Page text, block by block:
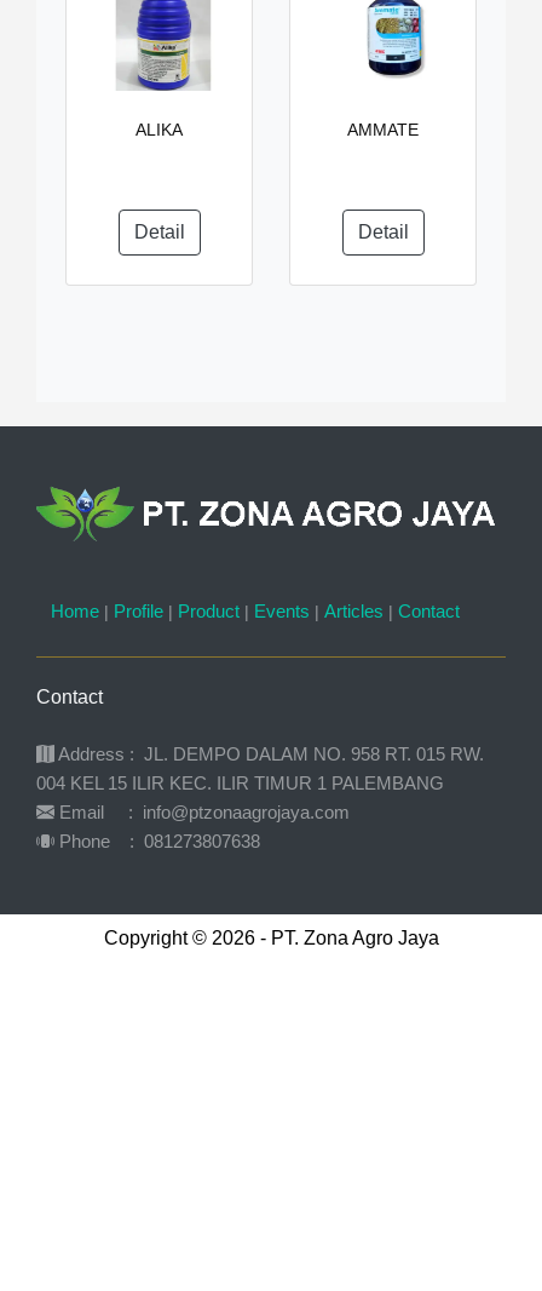
ALIKA
Detail
AMMATE
Detail
Home | Profile | Product | Events | Articles | Contact
Contact
Address : JL. DEMPO DALAM NO. 958 RT. 015 RW.
004 KEL 15 ILIR KEC. ILIR TIMUR 1 PALEMBANG
Email : info@ptzonaagrojaya.com
Phone : 081273807638
Copyright © 2026 - PT. Zona Agro Jaya